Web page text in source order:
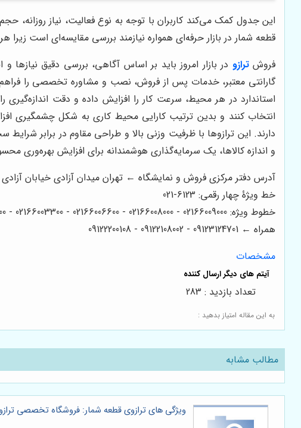
این جدول کمک می‌کند کاربران با توجه به نوع فعالیت، نیاز روزانه،
قطعه شمار در بازار حرفه‌ای همواره نیازمند بررسی مقایسه‌ای است
فروش ترازو در بازار امروز باید بر اساس آگاهی، بررسی دقیق
گارانتی معتبر، خدمات پس از فروش، نصب و مشاوره تخصصی را فراهم
استاندارد در هر محیط، سرعت کار را افزایش داده و دقت
انتخاب کنند و بدین ترتیب کارایی محیط کاری به شکل چشمگیری
دارند. این ترازوها با ظرفیت وزنی بالا و طراحی مقاوم در برابر
و اندازه کالاها، یک سرمایه‌گذاری هوشمندانه برای افزایش بهره‌وری
آدرس دفتر مرکزی فروش و نمایشگاه ← تهران میدان آزادی خیابان آزادی میدان استاد معین خیابان ۲۱ متری
خط ویژۀ چهار رقمی: 6123-021
خطوط ویژه: 02166009000 - 02166008000 - 02166006600 - 02166003300 - 02166003000
همراه ← 09123124701 - 09122108002 - 09122200108
مشخصات
به این مقاله امتیاز بدهید :
تعداد بازدید : 283
مطالب مشابه
ویژگی های ترازوی قطعه شمار: فروشگاه تخصصی ترازو